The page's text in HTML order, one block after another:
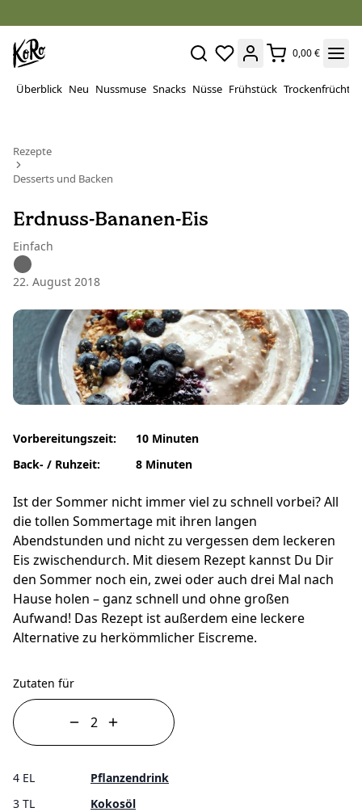
0,00 €
Überblick Neu Nussmuse Snacks Nüsse Frühstück Trockenfrüchte
Rezepte
Desserts und Backen
Erdnuss-Bananen-Eis
Einfach
22. August 2018
Vorbereitungszeit:
Back- / Ruhzeit:
10 Minuten
8 Minuten
Ist der Sommer nicht immer viel zu schnell vorbei? All
die tollen Sommertage mit ihren langen
Abendstunden und nicht zu vergessen dem leckeren
Eis zwischendurch. Mit diesem Rezept kannst Du Dir
den Sommer noch ein, zwei oder auch drei Mal nach
Hause holen – ganz schnell und ohne großen
Aufwand! Das Rezept ist außerdem eine leckere
Alternative zu herkömmlicher Eiscreme.
Zutaten für
4 EL
Pflanzendrink
3 TL
Kokosöl